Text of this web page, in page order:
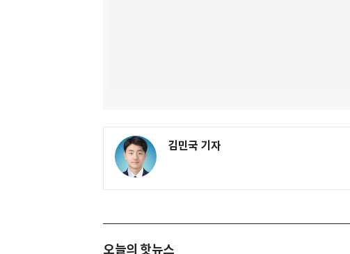
김민국 기자
오늘의 핫뉴스